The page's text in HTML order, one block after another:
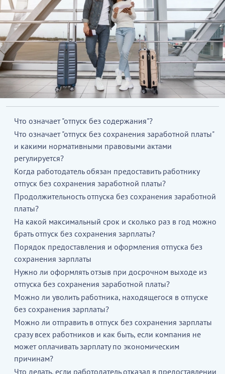
Что означает "отпуск без содержания"?
Что означает "отпуск без сохранения заработной платы"
и какими нормативными правовыми актами
регулируется?
Когда работодатель обязан предоставить работнику
отпуск без сохранения заработной платы?
Продолжительность отпуска без сохранения заработной
платы?
На какой максимальный срок и сколько раз в год можно
брать отпуск без сохранения зарплаты?
Порядок предоставления и оформления отпуска без
сохранения зарплаты
Нужно ли оформлять отзыв при досрочном выходе из
отпуска без сохранения заработной платы?
Можно ли уволить работника, находящегося в отпуске
без сохранения зарплаты?
Можно ли отправить в отпуск без сохранения зарплаты
сразу всех работников и как быть, если компания не
может оплачивать зарплату по экономическим
причинам?
Что делать, если работодатель отказал в предоставлении